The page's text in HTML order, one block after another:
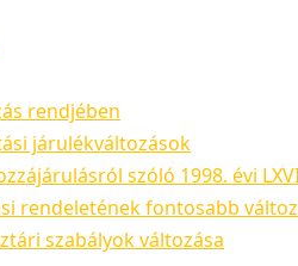
rendjében
járulékváltozások
szóló 1998. évi
rendeletének fontosabb
szabályok változása